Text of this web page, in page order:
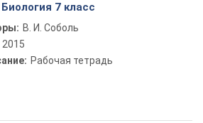
7 класс
В. И. Соболь
2015
Рабочая тетрадь